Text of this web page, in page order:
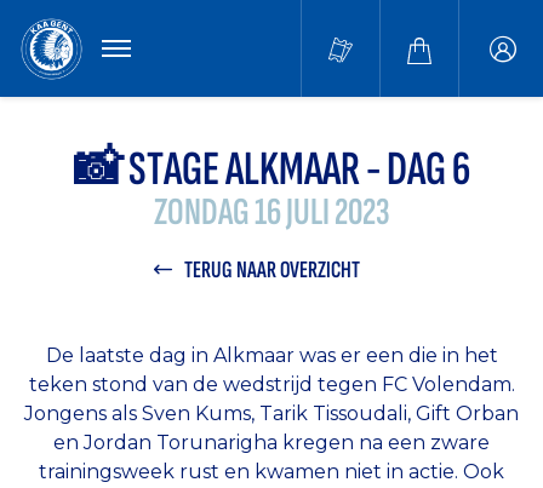
MENU
📸 STAGE ALKMAAR - DAG 6
ZONDAG 16 JULI 2023
TERUG NAAR OVERZICHT
De laatste dag in Alkmaar was er een die in het
teken stond van de wedstrijd tegen FC Volendam.
Jongens als Sven Kums, Tarik Tissoudali, Gift Orban
en Jordan Torunarigha kregen na een zware
trainingsweek rust en kwamen niet in actie. Ook